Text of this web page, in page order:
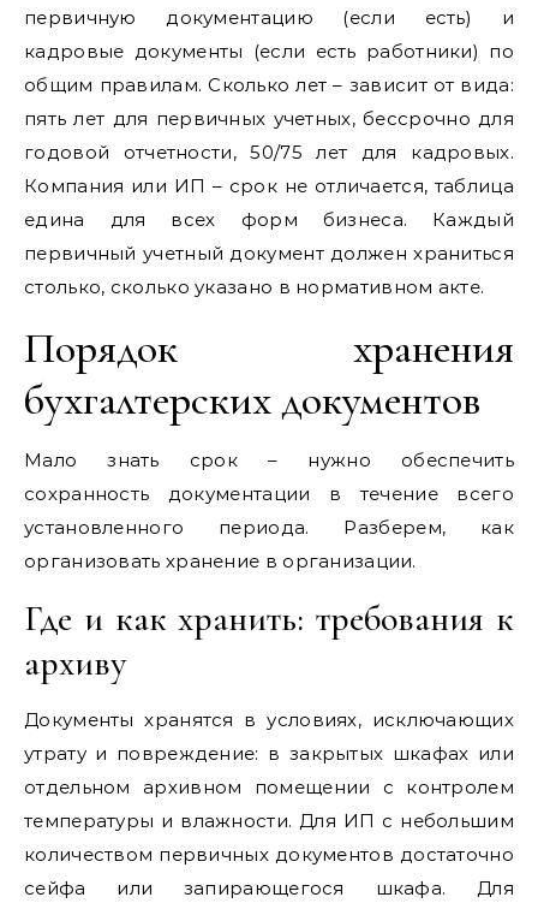
первичную документацию (если есть) и
кадровые документы (если есть работники) по
общим правилам. Сколько лет – зависит от вида:
пять лет для первичных учетных, бессрочно для
годовой отчетности, 50/75 лет для кадровых.
Компания или ИП – срок не отличается, таблица
едина для всех форм бизнеса. Каждый
первичный учетный документ должен храниться
столько, сколько указано в нормативном акте.
Порядок хранения
бухгалтерских документов
Мало знать срок – нужно обеспечить
сохранность документации в течение всего
установленного периода. Разберем, как
организовать хранение в организации.
Где и как хранить: требования к
архиву
Документы хранятся в условиях, исключающих
утрату и повреждение: в закрытых шкафах или
отдельном архивном помещении с контролем
температуры и влажности. Для ИП с небольшим
количеством первичных документов достаточно
сейфа или запирающегося шкафа. Для